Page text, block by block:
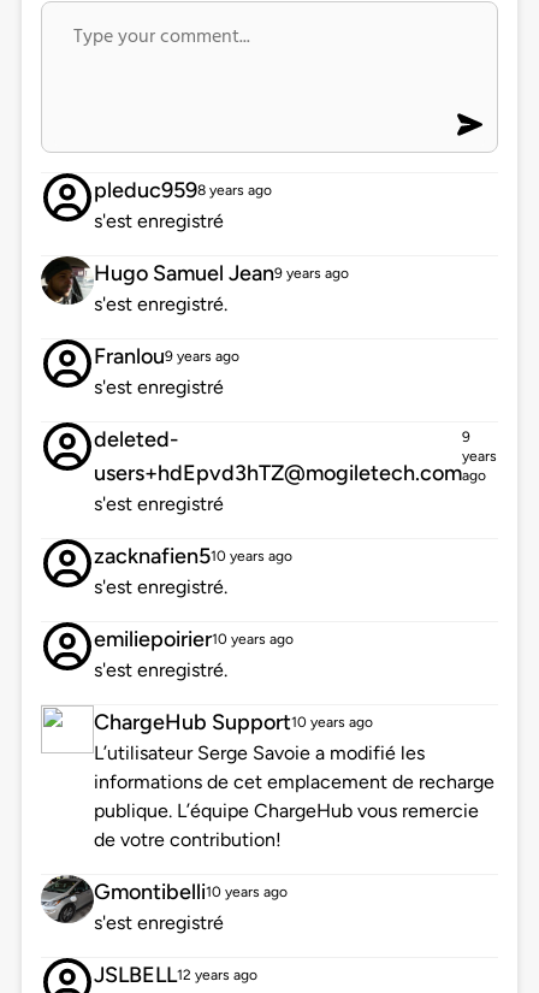
pleduc9598 years ago
s'est enregistré
Hugo Samuel Jean9 years ago
s'est enregistré.
Franlou9 years ago
s'est enregistré
deleted-
users+hdEpvd3hTZ@mogiletech.com
9
years
ago
s'est enregistré
zacknafien510 years ago
s'est enregistré.
emiliepoirier10 years ago
s'est enregistré.
ChargeHub Support10 years ago
L’utilisateur Serge Savoie a modifié les
informations de cet emplacement de recharge
publique. L’équipe ChargeHub vous remercie
de votre contribution!
Gmontibelli10 years ago
s'est enregistré
JSLBELL12 years ago